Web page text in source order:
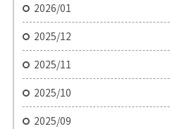
2026/01
2025/12
2025/11
2025/10
2025/09